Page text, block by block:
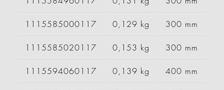
1115585000117 0,129 kg 300 mm
1115585020117 0,153 kg 300 mm
1115594060117 0,139 kg 400 mm